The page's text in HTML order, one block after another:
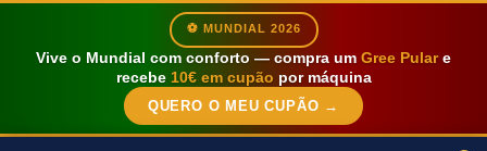
⚽ MUNDIAL 2026
Vive o Mundial com conforto — compra um Gree Pulare
recebe 10€ em cupão por máquina
QUERO O MEU CUPÃO →